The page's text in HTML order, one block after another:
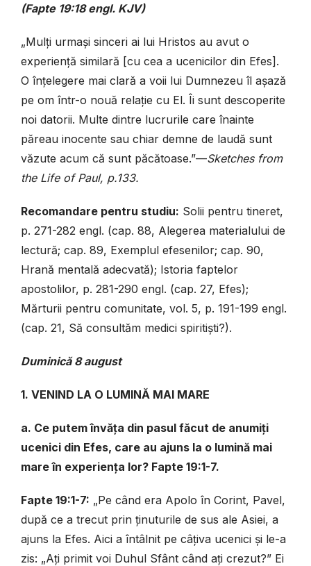
(Fapte 19:18 engl. KJV)
„Mulți urmași sinceri ai lui Hristos au avut o
experiență similară [cu cea a ucenicilor din Efes].
O înțelegere mai clară a voii lui Dumnezeu îl așază
pe om într-o nouă relație cu El. Îi sunt descoperite
noi datorii. Multe dintre lucrurile care înainte
păreau inocente sau chiar demne de laudă sunt
văzute acum că sunt păcătoase.”—Sketches from
the Life of Paul, p.133.
Recomandare pentru studiu: Solii pentru tineret,
p. 271-282 engl. (cap. 88, Alegerea materialului de
lectură; cap. 89, Exemplul efesenilor; cap. 90,
Hrană mentală adecvată); Istoria faptelor
apostolilor, p. 281-290 engl. (cap. 27, Efes);
Mărturii pentru comunitate, vol. 5, p. 191-199 engl.
(cap. 21, Să consultăm medici spiritiști?).
Duminică 8 august
1. VENIND LA O LUMINĂ MAI MARE
a. Ce putem învăța din pasul făcut de anumiți
ucenici din Efes, care au ajuns la o lumină mai
mare în experiența lor? Fapte 19:1-7.
Fapte 19:1-7: „Pe când era Apolo în Corint, Pavel,
după ce a trecut prin ținuturile de sus ale Asiei, a
ajuns la Efes. Aici a întâlnit pe câțiva ucenici și le-a
zis: „Ați primit voi Duhul Sfânt când ați crezut?” Ei